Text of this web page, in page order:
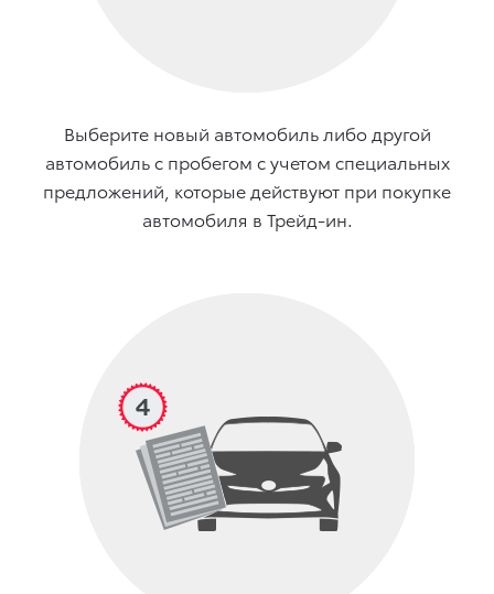
Выберите новый автомобиль либо другой
автомобиль с пробегом с учетом специальных
предложений, которые действуют при покупке
автомобиля в Трейд-ин.